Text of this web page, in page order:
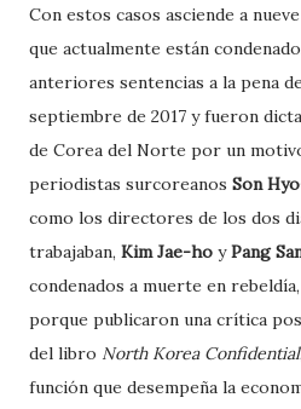
Con estos casos asciende a
que actualmente están
anteriores sentencias a la pena
septiembre de 2017 y fueron
de Corea del Norte por un
periodistas surcoreanos Son
como los directores de los dos
trabajaban, Kim Jae-ho yPang
condenados a muerte en
porque publicaron una crítica
del libro North Korea Confidential
función que desempeña la